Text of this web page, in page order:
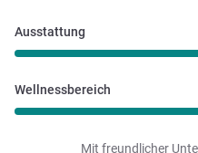
Ausstattung
Wellnessbereich
Mit freundlicher